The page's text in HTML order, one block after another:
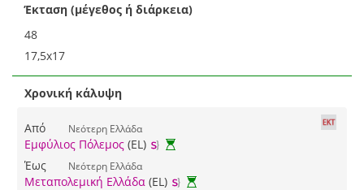
Έκταση (μέγεθος ή διάρκεια)
48
17,5x17
Χρονική κάλυψη
Από Νεότερη Ελλάδα
Εμφύλιος Πόλεμος (EL)
Έως
Νεότερη Ελλάδα
Μεταπολεμική Ελλάδα (EL)